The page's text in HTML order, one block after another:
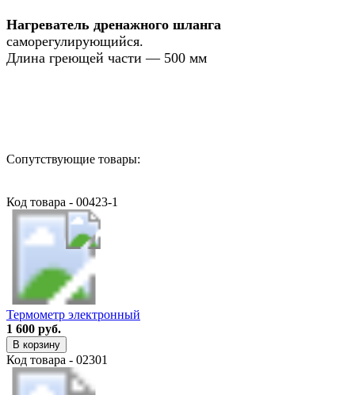
Нагреватель дренажного шланга
саморегулирующийся.
Длина греющей части — 500 мм
Сопутствующие товары:
Код товара - 00423-1
Термометр электронный
1 600 руб.
В корзину
Код товара - 02301